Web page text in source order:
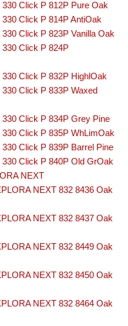
Click P 812P Pure Oak
Click P 814P AntiOak
Click P 823P Vanilla Oak
Click P 824P
Click P 832P HighlOak
Click P 833P Waxed
Click P 834P Grey Pine
Click P 835P WhLimOak
Click P 839P Barrel Pine
Click P 840P Old GrOak
NEXT
NEXT 832 8436 Oak
NEXT 832 8437 Oak
NEXT 832 8449 Oak
NEXT 832 8450 Oak
NEXT 832 8464 Oak